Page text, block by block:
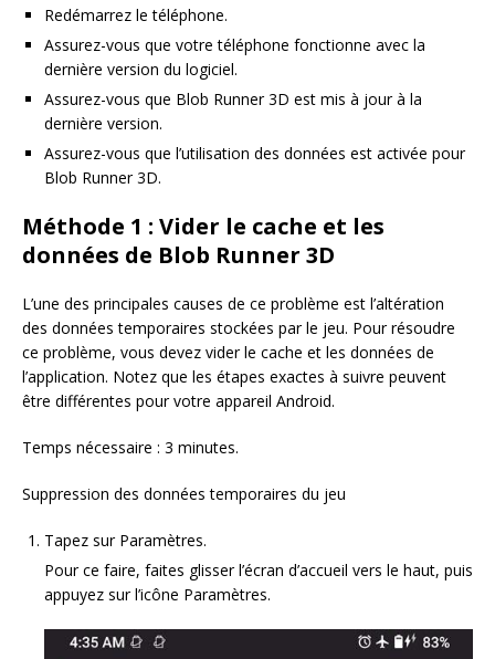
Redémarrez le téléphone.
Assurez-vous que votre téléphone fonctionne avec la
dernière version du logiciel.
Assurez-vous que Blob Runner 3D est mis à jour à la
dernière version.
Assurez-vous que l’utilisation des données est activée pour
Blob Runner 3D.
Méthode 1 : Vider le cache et les
données de Blob Runner 3D
L’une des principales causes de ce problème est l’altération
des données temporaires stockées par le jeu. Pour résoudre
ce problème, vous devez vider le cache et les données de
l’application. Notez que les étapes exactes à suivre peuvent
être différentes pour votre appareil Android.
Temps nécessaire : 3 minutes.
Suppression des données temporaires du jeu
Tapez sur Paramètres.
Pour ce faire, faites glisser l’écran d’accueil vers le haut, puis
appuyez sur l’icône Paramètres.